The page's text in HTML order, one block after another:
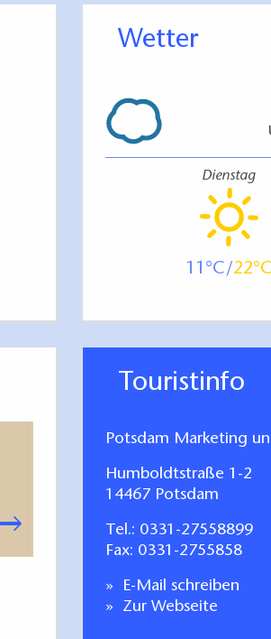
Wetter
Dienstag
11 22
Jetzt
Touristinfo
Potsdam Marketing
Humboldtstraße 1-2
14467 Potsdam
Tel.: 0331-27558899
Fax: 0331-2755858
E-Mail schreiben
Zur Webseite